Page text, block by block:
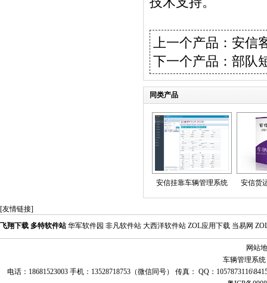
上一个产品： 安信
下一个产品： 部队
同类产品
安信挂靠车辆管理系统 安信货
[友情链接]
飞翔下载 多特软件站 华军软件园 非凡软件站 大西洋软件站 ZOL应用下载 当易网
网站
车辆管理系统
电话：18681523003 手机：13528718753（微信同号） 传真： QQ：